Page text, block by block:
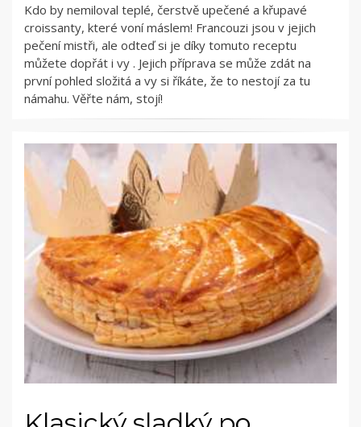
Kdo by nemiloval teplé, čerstvě upečené a křupavé
croissanty, které voní máslem! Francouzi jsou v jejich
pečení mistři, ale odteď si je díky tomuto receptu
můžete dopřát i vy . Jejich příprava se může zdát na
první pohled složitá a vy si říkáte, že to nestojí za tu
námahu. Věřte nám, stojí!